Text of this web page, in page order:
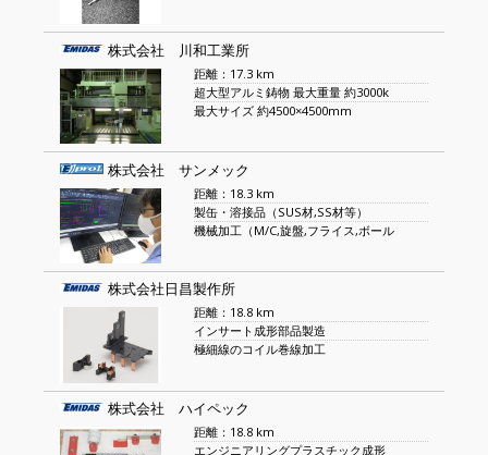
株式会社 川和工業所
距離：17.3 km
超大型アルミ鋳物 最大重量 約3000k
最大サイズ 約4500×4500mm
株式会社 サンメック
距離：18.3 km
製缶・溶接品（SUS材,SS材等）
機械加工（M/C,旋盤,フライス,ボール
株式会社日昌製作所
距離：18.8 km
インサート成形部品製造
極細線のコイル巻線加工
株式会社 ハイペック
距離：18.8 km
エンジニアリングプラスチック成形